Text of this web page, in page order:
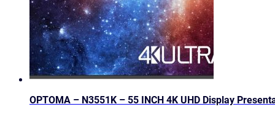
OPTOMA – N3551K – 55 INCH 4K UHD Display